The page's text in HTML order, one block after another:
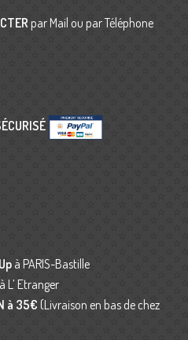
par Mail ou par Téléphone
à PARIS-Bastille
L’ Etranger
à 35€ (Livraison en bas de chez